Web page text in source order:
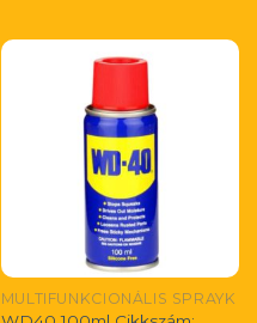
MULTIFUNKCIONÁLIS SPRAYK